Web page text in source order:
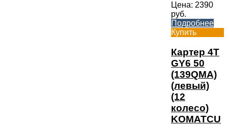
Цена: 2390
руб.
Подробнее
Купить
Картер 4T
GY6 50
(139QMA)
(левый)
(12
колесо)
KOMATCU